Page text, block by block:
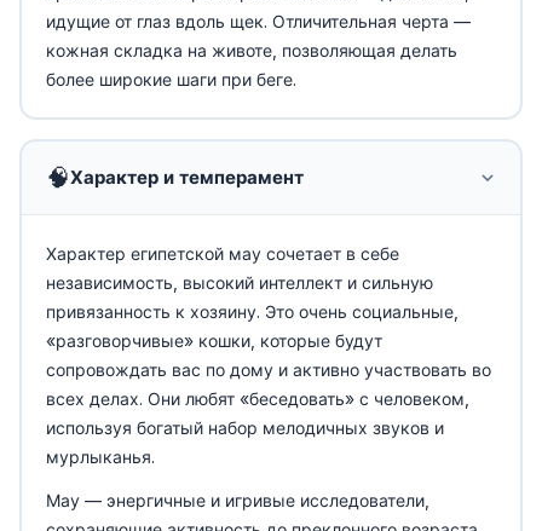
идущие от глаз вдоль щек. Отличительная черта —
кожная складка на животе, позволяющая делать
более широкие шаги при беге.
🧠Характер и темперамент
Характер египетской мау сочетает в себе
независимость, высокий интеллект и сильную
привязанность к хозяину. Это очень социальные,
«разговорчивые» кошки, которые будут
сопровождать вас по дому и активно участвовать во
всех делах. Они любят «беседовать» с человеком,
используя богатый набор мелодичных звуков и
мурлыканья.
Мау — энергичные и игривые исследователи,